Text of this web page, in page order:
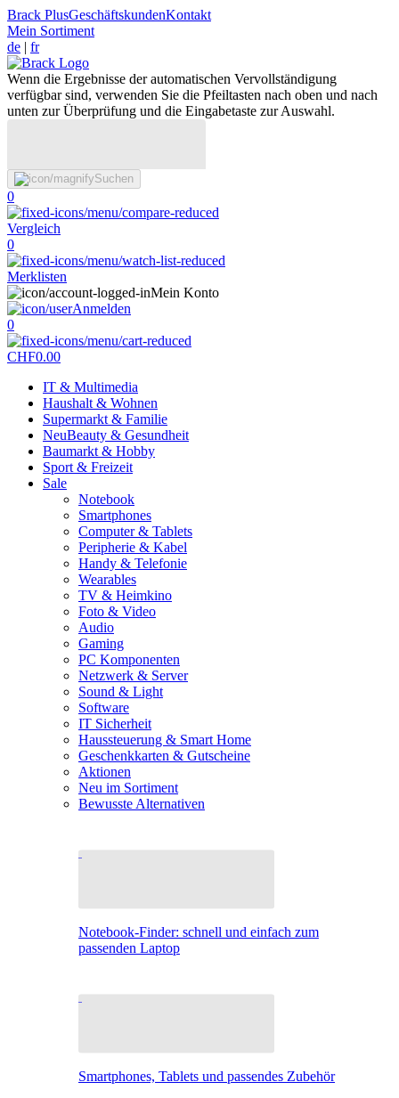
Brack PlusGeschäftskundenKontakt
Mein Sortiment
de | fr
Wenn die Ergebnisse der automatischen Vervollständigung
verfügbar sind, verwenden Sie die Pfeiltasten nach oben und nach
unten zur Überprüfung und die Eingabetaste zur Auswahl.
Suchen
0
Vergleich
0
Merklisten
Mein Konto
Anmelden
0
CHF0.00
IT & Multimedia
Haushalt & Wohnen
Supermarkt & Familie
NeuBeauty & Gesundheit
Baumarkt & Hobby
Sport & Freizeit
Sale
Notebook
Smartphones
Computer & Tablets
Peripherie & Kabel
Handy & Telefonie
Wearables
TV & Heimkino
Foto & Video
Audio
Gaming
PC Komponenten
Netzwerk & Server
Sound & Light
Software
IT Sicherheit
Haussteuerung & Smart Home
Geschenkkarten & Gutscheine
Aktionen
Neu im Sortiment
Bewusste Alternativen
Notebook-Finder: schnell und einfach zum
passenden Laptop
Smartphones, Tablets und passendes Zubehör